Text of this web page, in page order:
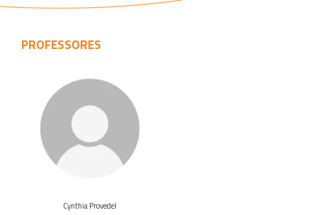
PROFESSORES
Veja o
curriculo
Cynthia Provedel